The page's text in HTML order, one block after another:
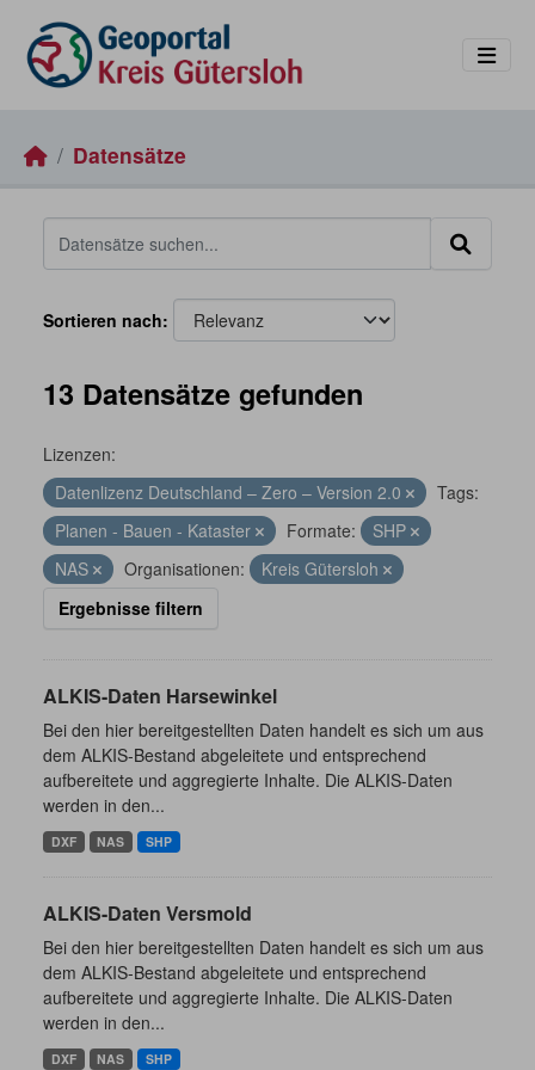
Datensätze
Sortieren nach
13 Datensätze gefunden
Lizenzen:
Datenlizenz Deutschland – Zero – Version 2.0
Tags:
Planen - Bauen - Kataster
Formate:
SHP
NAS
Organisationen:
Kreis Gütersloh
Ergebnisse filtern
ALKIS-Daten Harsewinkel
Bei den hier bereitgestellten Daten handelt es sich um aus
dem ALKIS-Bestand abgeleitete und entsprechend
aufbereitete und aggregierte Inhalte. Die ALKIS-Daten
werden in den...
DXF NAS SHP
ALKIS-Daten Versmold
Bei den hier bereitgestellten Daten handelt es sich um aus
dem ALKIS-Bestand abgeleitete und entsprechend
aufbereitete und aggregierte Inhalte. Die ALKIS-Daten
werden in den...
DXF NAS SHP